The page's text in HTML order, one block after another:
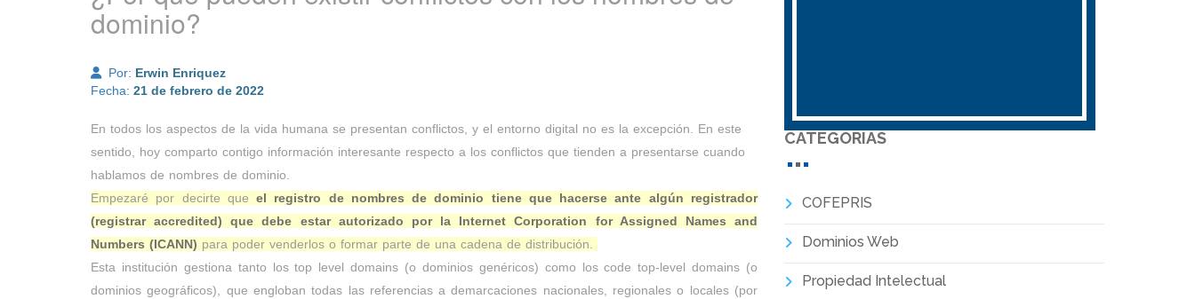
dominio?
Por: Erwin Enriquez
Fecha: 21 de febrero de 2022
En todos los aspectos de la vida humana se presentan conflictos, y el entorno digital no es la excepción. En este
sentido, hoy comparto contigo información interesante respecto a los conflictos que tienden a presentarse cuando
hablamos de nombres de dominio.
Empezaré por decirte queel registro de nombres de dominio tiene que hacerse ante algún registrador
(registrar accredited) que debe estar autorizado por la Internet Corporation for Assigned Names and
Numbers (ICANN) para poder venderlos o formar parte de una cadena de distribución.
Esta institución gestiona tanto los top level domains (o dominios genéricos) como los code top-level domains (o
dominios geográficos), que engloban todas las referencias a demarcaciones nacionales, regionales o locales (por
CATEGORIAS
COFEPRIS
Dominios Web
Propiedad Intelectual